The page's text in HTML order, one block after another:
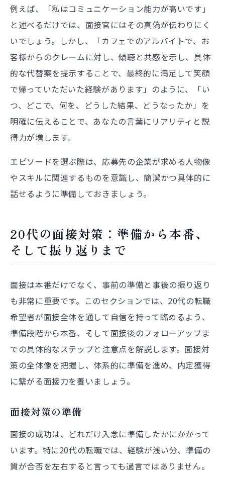
例えば、「私はコミュニケーション能力が高いです」
と述べるだけでは、面接官にはその真偽が伝わりにく
いでしょう。しかし、「カフェでのアルバイトで、お
客様からのクレームに対し、傾聴と共感を示し、具体
的な代替案を提示することで、最終的に満足して笑顔
で帰っていただいた経験があります」のように、「い
つ、どこで、何を、どうした結果、どうなったか」を
明確に伝えることで、あなたの言葉にリアリティと説
得力が増します。
エピソードを選ぶ際は、応募先の企業が求める人物像
やスキルに関連するものを意識し、簡潔かつ具体的に
話せるように準備しておきましょう。
20代の面接対策：準備から本番、
そして振り返りまで
面接は本番だけでなく、事前の準備と事後の振り返り
も非常に重要です。このセクションでは、20代の転職
希望者が面接全体を通して自信を持って臨めるよう、
準備段階から本番、そして面接後のフォローアップま
での具体的なステップと注意点を解説します。面接対
策の全体像を把握し、体系的に準備を進め、内定獲得
に繋がる面接力を養いましょう。
面接対策の準備
面接の成功は、どれだけ入念に準備したかにかかって
います。特に20代の転職では、経験が浅い分、準備の
質が合否を左右すると言っても過言ではありません。